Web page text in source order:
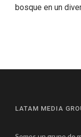
bosque en un
LATAM MEDIA